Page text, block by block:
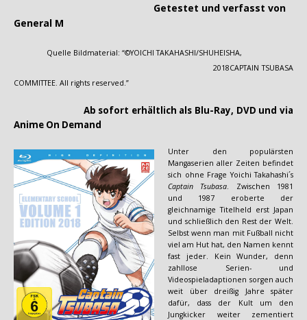
Getestet und verfasst von
General M
Quelle Bildmaterial: “©YOICHI TAKAHASHI/SHUHEISHA,
2018CAPTAIN TSUBASA
COMMITTEE. All rights reserved.”
Ab sofort erhältlich als Blu-Ray, DVD und via
Anime On Demand
Unter den populärsten
Mangaserien aller Zeiten befindet
sich ohne Frage Yoichi Takahashi´s
Captain Tsubasa . Zwischen 1981
und 1987 eroberte der
gleichnamige Titelheld erst Japan
und schließlich den Rest der Welt.
Selbst wenn man mit Fußball nicht
viel am Hut hat, den Namen kennt
fast jeder. Kein Wunder, denn
zahllose Serien- und
Videospieladaptionen sorgen auch
weit über dreißig Jahre später
dafür, dass der Kult um den
Jungkicker weiter zementiert